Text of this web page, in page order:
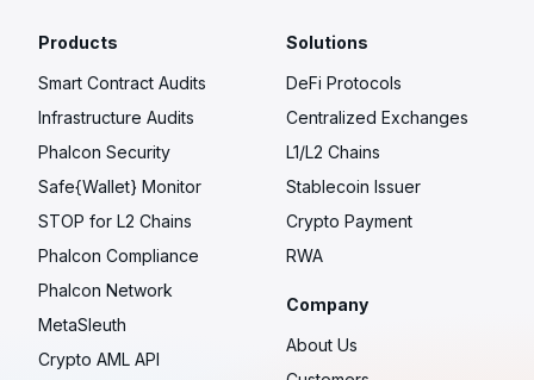
Products
Smart Contract Audits
Infrastructure Audits
Phalcon Security
Safe{Wallet} Monitor
STOP for L2 Chains
Phalcon Compliance
Phalcon Network
MetaSleuth
Crypto AML API
Solutions
DeFi Protocols
Centralized Exchanges
L1/L2 Chains
Stablecoin Issuer
Crypto Payment
RWA
Company
About Us